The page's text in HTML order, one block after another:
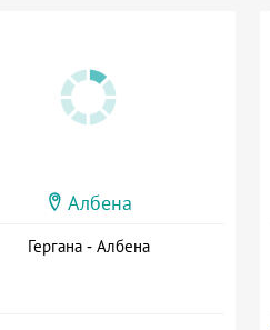
Албена
Гергана - Албена